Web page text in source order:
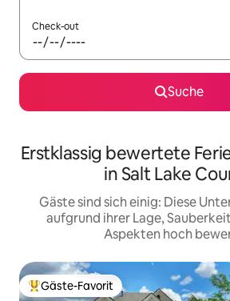
Check-out
Suche
Erstklassig bewertete
in Salt Lake
Gäste sind sich einig: Diese
aufgrund ihrer Lage,
Aspekten hoch
Beliebter Gäste-Favorit.
Gäste-Favorit